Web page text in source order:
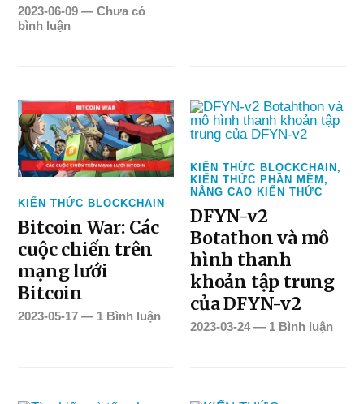
2023-06-09 —Chưa có
bình luận
KIẾN THỨC BLOCKCHAIN
Bitcoin War: Các
cuộc chiến trên
mạng lưới
Bitcoin
2023-05-17 — 1 Bình luận
KIẾN THỨC BLOCKCHAIN,
KIẾN THỨC PHẦN MỀM,
NÂNG CAO KIẾN THỨC
DFYN-v2
Botathon và mô
hình thanh
khoản tập trung
của DFYN-v2
2023-03-24— 1 Bình luận